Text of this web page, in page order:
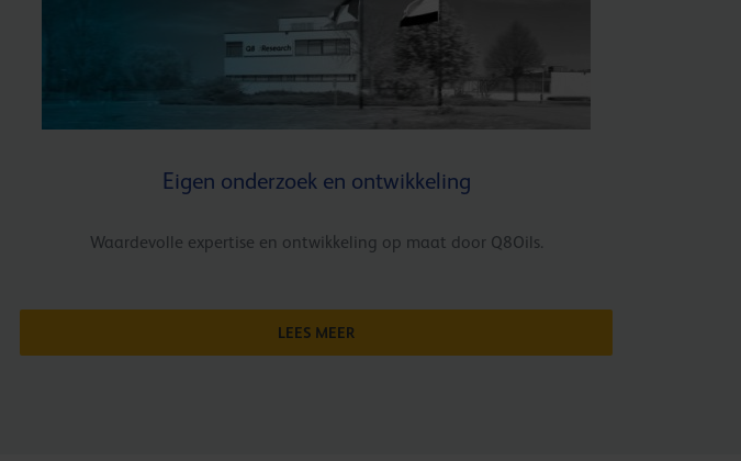
Eigen onderzoek en ontwikkeling
Waardevolle expertise en ontwikkeling op maat door Q8Oils.
LEES MEER